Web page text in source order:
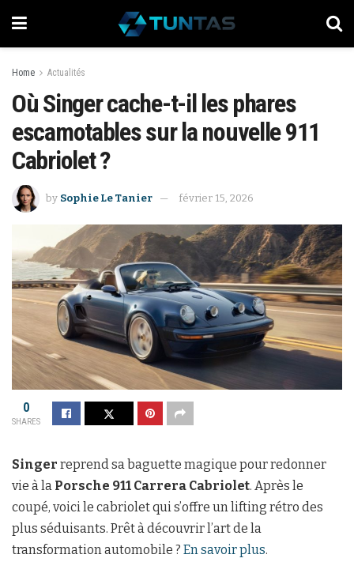
Home Actualités
Où Singer cache-t-il les phares
escamotables sur la nouvelle 911
Cabriolet ?
by Sophie Le Tanier février 15, 2026
0
SHARES
Singer reprend sa baguette magique pour redonner
vie à la Porsche 911 Carrera Cabriolet. Après le
coupé, voici le cabriolet qui s’offre un lifting rétro des
plus séduisants. Prêt à découvrir l’art de la
transformation automobile ? En savoir plus.